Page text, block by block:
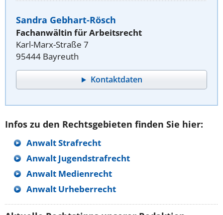
Sandra Gebhart-Rösch
Fachanwältin für Arbeitsrecht
Karl-Marx-Straße 7
95444 Bayreuth
Kontaktdaten
Infos zu den Rechtsgebieten finden Sie hier:
Anwalt Strafrecht
Anwalt Jugendstrafrecht
Anwalt Medienrecht
Anwalt Urheberrecht